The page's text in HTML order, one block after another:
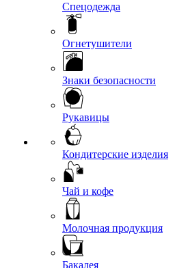
Спецодежда
Огнетушители
Знаки безопасности
Рукавицы
Кондитерские изделия
Чай и кофе
Молочная продукция
Бакалея